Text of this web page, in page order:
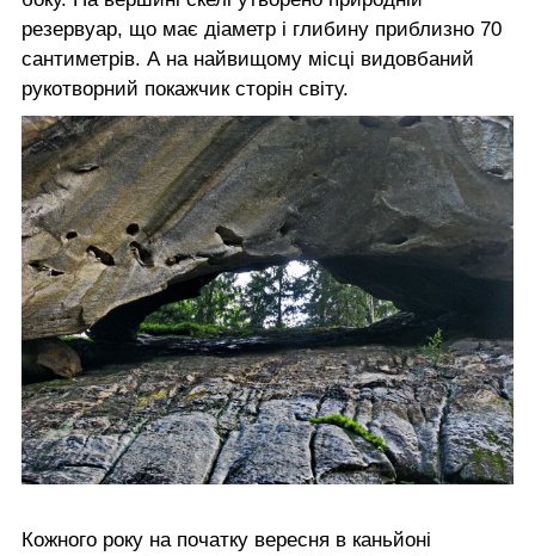
резервуар, що має діаметр і глибину приблизно 70
сантиметрів. А на найвищому місці видовбаний
рукотворний покажчик сторін світу.
Кожного року на початку вересня в каньйоні